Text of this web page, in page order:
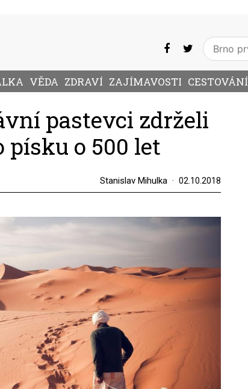
VĚDA ZDRAVÍ ZAJÍMAVOSTI CESTOVÁNÍ
pastevci zdrželi
o 500 let
Stanislav Mihulka 02.10.2018